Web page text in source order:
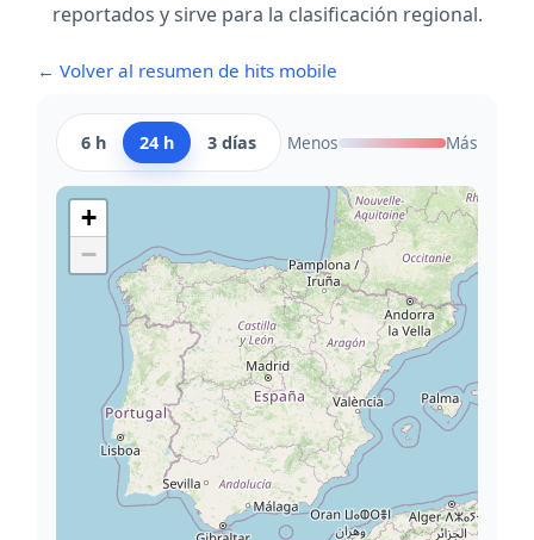
reportados y sirve para la clasificación regional.
← Volver al resumen de hits mobile
6 h 24 h 3 días Menos Más
+
−